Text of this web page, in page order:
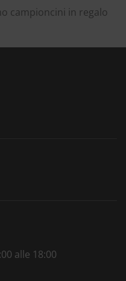
campioncini in regalo
alle 18:00